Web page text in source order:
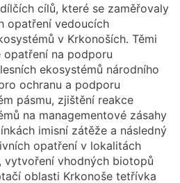
cílů, které se zaměřovaly
opatření vedoucích
v Krkonoších. Těmi
na podporu
ekosystémů národního
ochranu a podporu
pásmu, zjištění reakce
na managementové zásahy
imisní zátěže a následný
opatření v lokalitách
vytvoření vhodných biotopů
oblasti Krkonoše tetřívka